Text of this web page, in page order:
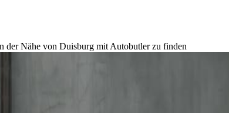
der Nähe von Duisburg mit Autobutler zu finden